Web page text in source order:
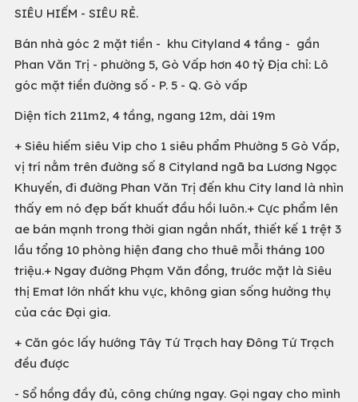
SIÊU HIẾM - SIÊU RẺ.
Bán nhà góc 2 mặt tiền - khu Cityland 4 tầng - gần
Phan Văn Trị - phường 5, Gò Vấp hơn 40 tỷ Địa chỉ: Lô
góc mặt tiền đường số - P. 5 - Q. Gò vấp
Diện tích 211m2, 4 tầng, ngang 12m, dài 19m
+ Siêu hiếm siêu Vip cho 1 siêu phẩm Phường 5 Gò Vấp,
vị trí nằm trên đường số 8 Cityland ngã ba Lương Ngọc
Khuyến, đi đường Phan Văn Trị đến khu City land là nhìn
thấy em nó đẹp bất khuất đầu hồi luôn.+ Cực phẩm lên
ae bán mạnh trong thời gian ngắn nhất, thiết kế 1 trệt 3
lầu tổng 10 phòng hiện đang cho thuê mỗi tháng 100
triệu.+ Ngay đường Phạm Văn đồng, trước mặt là Siêu
thị Emat lớn nhất khu vực, không gian sống hưởng thụ
của các Đại gia.
+ Căn góc lấy hướng Tây Tứ Trạch hay Đông Tứ Trạch
đều được
- Sổ hồng đầy đủ, công chứng ngay. Gọi ngay cho mình